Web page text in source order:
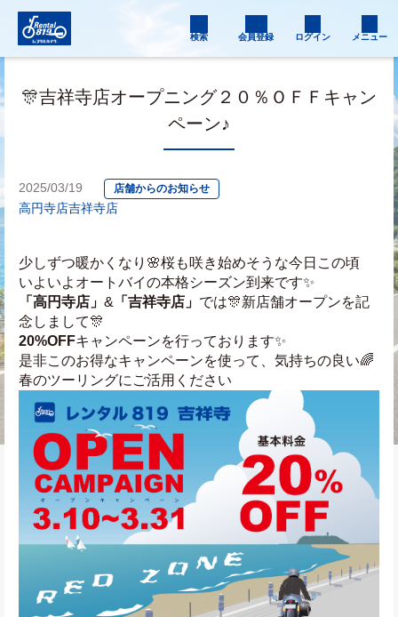
検索 会員登録 ログイン メニュー
🎊吉祥寺店オープニング２０％ＯＦＦキャン
ペーン♪
2025/03/19 店舗からのお知らせ
高円寺店吉祥寺店
少しずつ暖かくなり🌸桜も咲き始めそうな今日この頃
いよいよオートバイの本格シーズン到来です✨
「高円寺店」 & 「吉祥寺店」 では🎊新店舗オープンを記
念しまして🎊
20%OFFキャンペーンを行っております✨
是非このお得なキャンペーンを使って、気持ちの良い🌈
春のツーリングにご活用ください